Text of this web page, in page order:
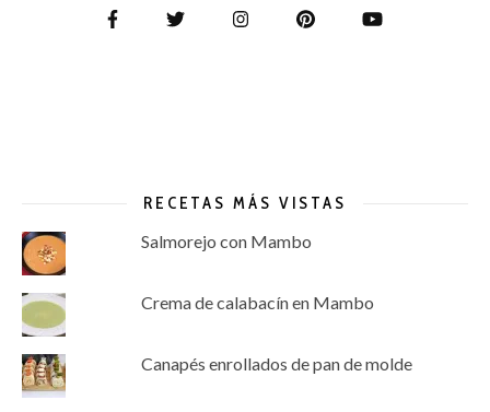
RECETAS MÁS VISTAS
Salmorejo con Mambo
Crema de calabacín en Mambo
Canapés enrollados de pan de molde